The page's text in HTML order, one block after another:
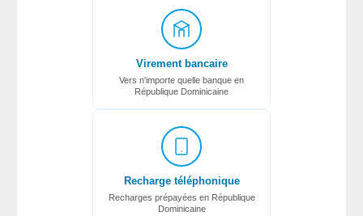
Virement bancaire
Vers n'importe quelle banque en
République Dominicaine
Recharge téléphonique
Recharges prépayées en République
Dominicaine